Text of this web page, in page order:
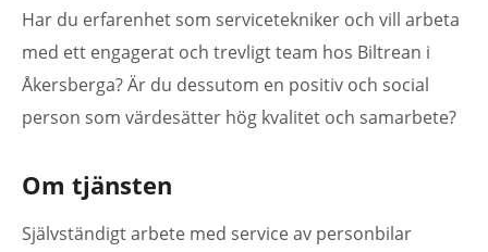
Har du erfarenhet som servicetekniker och vill arbeta
med ett engagerat och trevligt team hos Biltrean i
Åkersberga? Är du dessutom en positiv och social
person som värdesätter hög kvalitet och samarbete?
Om tjänsten
Självständigt arbete med service av personbilar